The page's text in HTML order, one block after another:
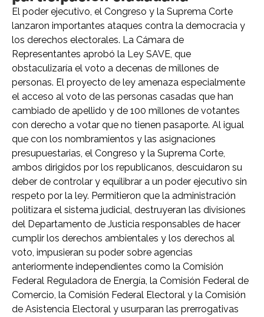
El poder ejecutivo, el Congreso y la Suprema Corte
lanzaron importantes ataques contra la democracia y
los derechos electorales. La Cámara de
Representantes aprobó la Ley SAVE, que
obstaculizaría el voto a decenas de millones de
personas. El proyecto de ley amenaza especialmente
el acceso al voto de las personas casadas que han
cambiado de apellido y de 100 millones de votantes
con derecho a votar que no tienen pasaporte. Al igual
que con los nombramientos y las asignaciones
presupuestarias, el Congreso y la Suprema Corte,
ambos dirigidos por los republicanos, descuidaron su
deber de controlar y equilibrar a un poder ejecutivo sin
respeto por la ley. Permitieron que la administración
politizara el sistema judicial, destruyeran las divisiones
del Departamento de Justicia responsables de hacer
cumplir los derechos ambientales y los derechos al
voto, impusieran su poder sobre agencias
anteriormente independientes como la Comisión
Federal Reguladora de Energía, la Comisión Federal de
Comercio, la Comisión Federal Electoral y la Comisión
de Asistencia Electoral y usurparan las prerrogativas